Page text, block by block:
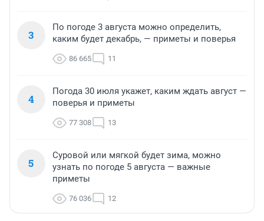
3
По погоде 3 августа можно определить,
каким будет декабрь, — приметы и поверья
86 665 11
4
Погода 30 июля укажет, каким ждать август —
поверья и приметы
77 308 13
5
Суровой или мягкой будет зима, можно
узнать по погоде 5 августа — важные
приметы
76 036 12